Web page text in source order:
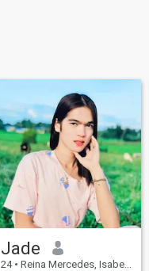
Jade
24 • Reina Mercedes, Isabela, Philippines